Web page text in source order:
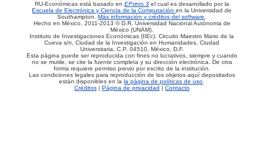
RU-Económicas está basado en EPrints 3 el cual es desarrollado por la
Escuela de Electrónica y Ciencia de la Computaciónen la Universidad de
Southampton.Más información y créditos del software.
Hecho en México, 2011-2013 © D.R. Universidad Nacional Autónoma de
México (UNAM).
Instituto de Investigaciones Económicas (IIEc). Circuito Maestro Mario de la
Cueva s/n, Ciudad de la Investigación en Humanidades, Ciudad
Universitaria, C.P. 04510, México, D.F.
Esta página puede ser reproducida con fines no lucrativos, siempre y cuando
no se mutile, se cite la fuente completa y su dirección electrónica. De otra
forma requiere permiso previo por escrito de la institución.
Las condiciones legales para reproducción de los objetos aquí depositados
están disponibles en lala página de políticas de uso.
Créditos| Página de privacidad | Contacto